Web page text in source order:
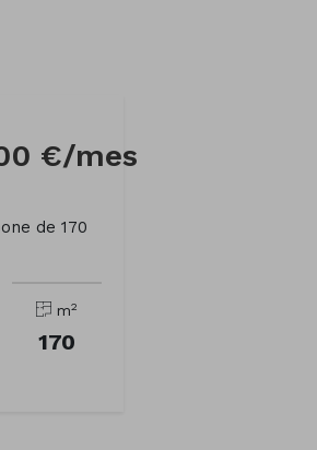
€/mes
de 170
m2
170